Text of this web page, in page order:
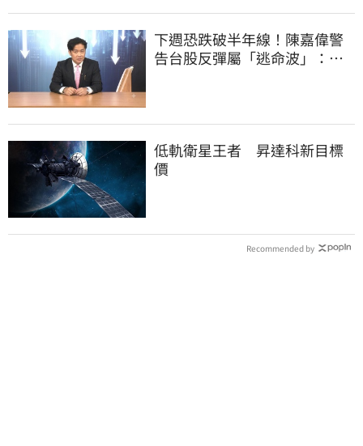
下週恐跌破半年線！陳嘉偉警
告台股反彈屬「逃命波」：空
低軌衛星王者 昇達科新目標
價
Recommended by